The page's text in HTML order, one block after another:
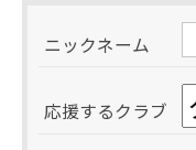
ニックネーム
応援するクラブ